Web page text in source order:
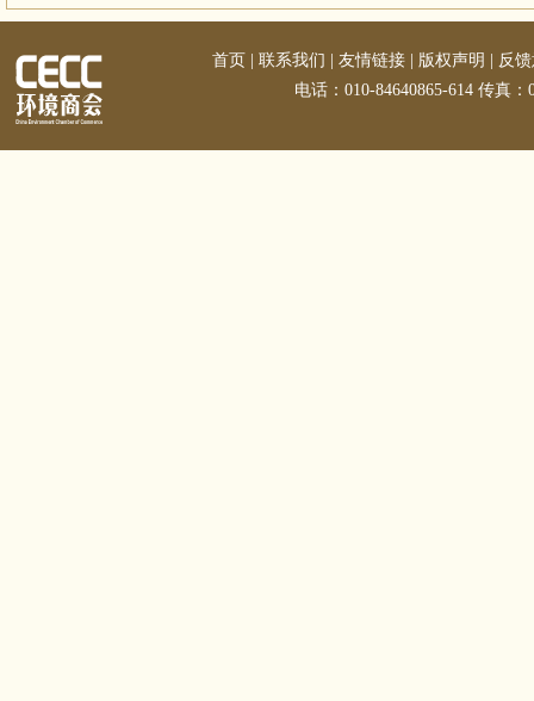
首页 联系我们 友情链接 版权声明
反
电话：010-84640865-614 传真